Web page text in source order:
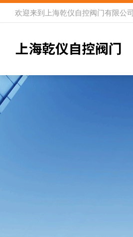
欢迎来到 上海乾仪自控阀门有限公司